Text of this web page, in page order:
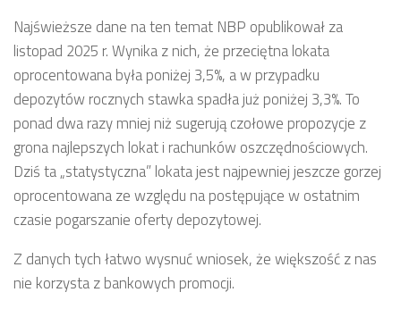
Najświeższe dane na ten temat NBP opublikował za
listopad 2025 r. Wynika z nich, że przeciętna lokata
oprocentowana była poniżej 3,5%, a w przypadku
depozytów rocznych stawka spadła już poniżej 3,3%. To
ponad dwa razy mniej niż sugerują czołowe propozycje z
grona najlepszych lokat i rachunków oszczędnościowych.
Dziś ta „statystyczna” lokata jest najpewniej jeszcze gorzej
oprocentowana ze względu na postępujące w ostatnim
czasie pogarszanie oferty depozytowej.
Z danych tych łatwo wysnuć wniosek, że większość z nas
nie korzysta z bankowych promocji.